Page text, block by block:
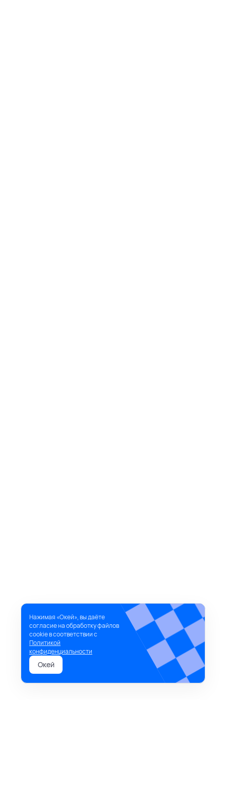
Нажимая «Окей», вы даёте
согласие на обработку файлов
cookie в соответствии с
Политикой
конфиденциальности
Окей